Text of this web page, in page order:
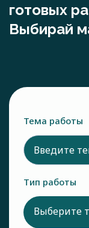
готовых
Выбирай
Тема работы
Тип работы
Выберите